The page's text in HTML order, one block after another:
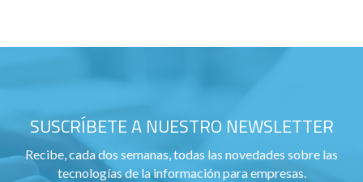
SUSCRÍBETE A NUESTRO NEWSLETTER
Recibe, cada dos semanas, todas las novedades sobre las
tecnologías de la información para empresas.